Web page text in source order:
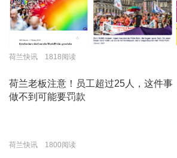
荷兰快讯 1818阅读
荷兰老板注意！员工超过25人，这件事
做不到可能要罚款
荷兰快讯 1800阅读